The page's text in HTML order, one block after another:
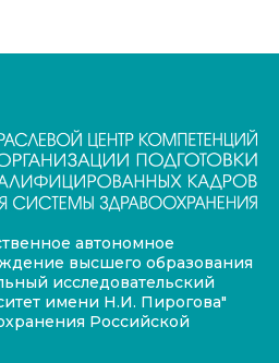
автономное
высшего образования
исследовательский
имени Н.И. Пирогова"
Российской